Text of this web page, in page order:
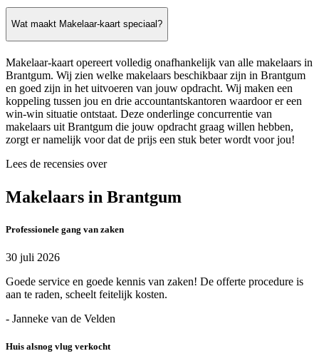
Wat maakt Makelaar-kaart speciaal?
Makelaar-kaart opereert volledig onafhankelijk van alle makelaars in
Brantgum. Wij zien welke makelaars beschikbaar zijn in Brantgum
en goed zijn in het uitvoeren van jouw opdracht. Wij maken een
koppeling tussen jou en drie accountantskantoren waardoor er een
win-win situatie ontstaat. Deze onderlinge concurrentie van
makelaars uit Brantgum die jouw opdracht graag willen hebben,
zorgt er namelijk voor dat de prijs een stuk beter wordt voor jou!
Lees de recensies over
Makelaars in Brantgum
Professionele gang van zaken
30 juli 2026
Goede service en goede kennis van zaken! De offerte procedure is
aan te raden, scheelt feitelijk kosten.
- Janneke van de Velden
Huis alsnog vlug verkocht